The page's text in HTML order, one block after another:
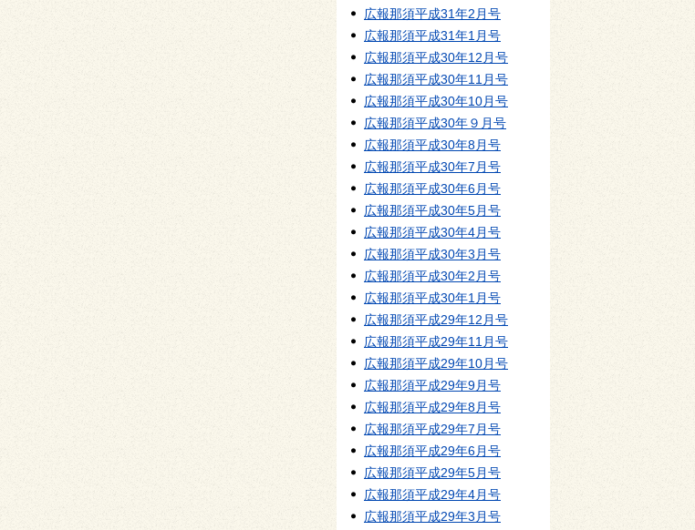
広報那須平成31年2月号
広報那須平成31年1月号
広報那須平成30年12月号
広報那須平成30年11月号
広報那須平成30年10月号
広報那須平成30年９月号
広報那須平成30年8月号
広報那須平成30年7月号
広報那須平成30年6月号
広報那須平成30年5月号
広報那須平成30年4月号
広報那須平成30年3月号
広報那須平成30年2月号
広報那須平成30年1月号
広報那須平成29年12月号
広報那須平成29年11月号
広報那須平成29年10月号
広報那須平成29年9月号
広報那須平成29年8月号
広報那須平成29年7月号
広報那須平成29年6月号
広報那須平成29年5月号
広報那須平成29年4月号
広報那須平成29年3月号